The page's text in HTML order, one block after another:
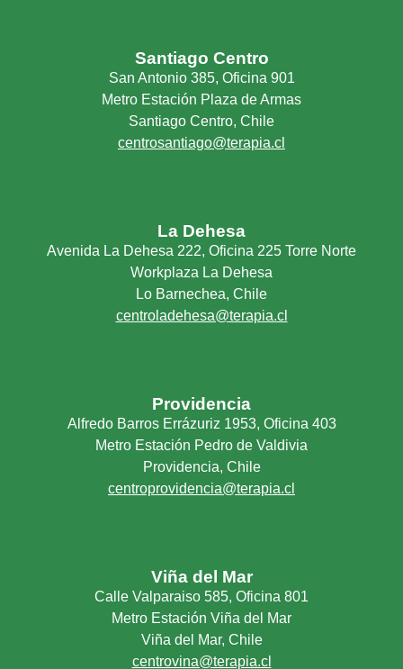
Santiago Centro
San Antonio 385, Oficina 901
Metro Estación Plaza de Armas
Santiago Centro, Chile
centrosantiago@terapia.cl
La Dehesa
Avenida La Dehesa 222, Oficina 225 Torre Norte
Workplaza La Dehesa
Lo Barnechea, Chile
centroladehesa@terapia.cl
Providencia
Alfredo Barros Errázuriz 1953, Oficina 403
Metro Estación Pedro de Valdivia
Providencia, Chile
centroprovidencia@terapia.cl
Viña del Mar
Calle Valparaiso 585, Oficina 801
Metro Estación Viña del Mar
Viña del Mar, Chile
centrovina@terapia.cl